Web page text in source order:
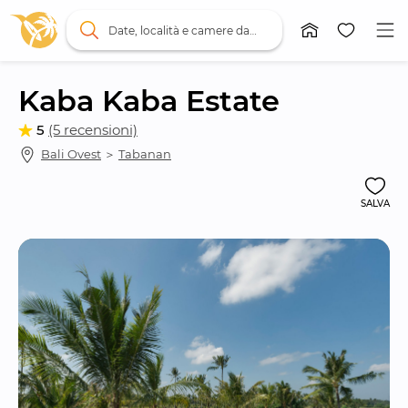
Kaba Kaba Estate
5 (5 recensioni)
Bali Ovest ＞ Tabanan
SALVA